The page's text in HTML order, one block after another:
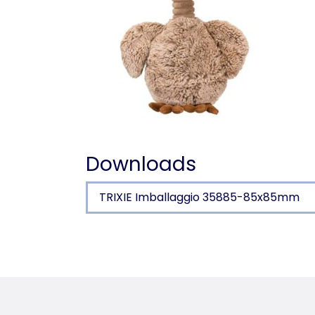
Downloads
TRIXIE Imballaggio 35885-85x85mm